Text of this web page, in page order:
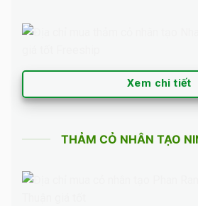
Xem chi tiết
THẢM CỎ NHÂN TẠO